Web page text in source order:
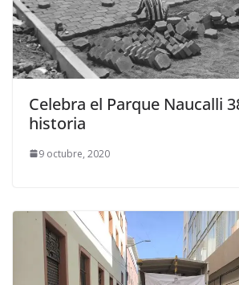
Celebra el Parque Naucalli
historia
9 octubre, 2020